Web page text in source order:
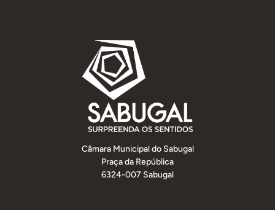
Câmara Municipal do Sabugal
Praça da República
6324-007 Sabugal